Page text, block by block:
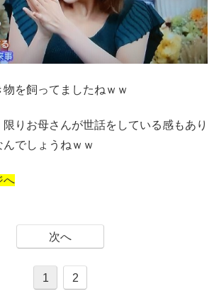
を飼ってましたねｗｗ
りお母さんが世話をしている感もあり
でしょうねｗｗ
へ
次へ
1 2